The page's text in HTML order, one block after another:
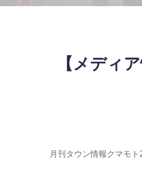
【メディ
月刊タウン情報クマモ